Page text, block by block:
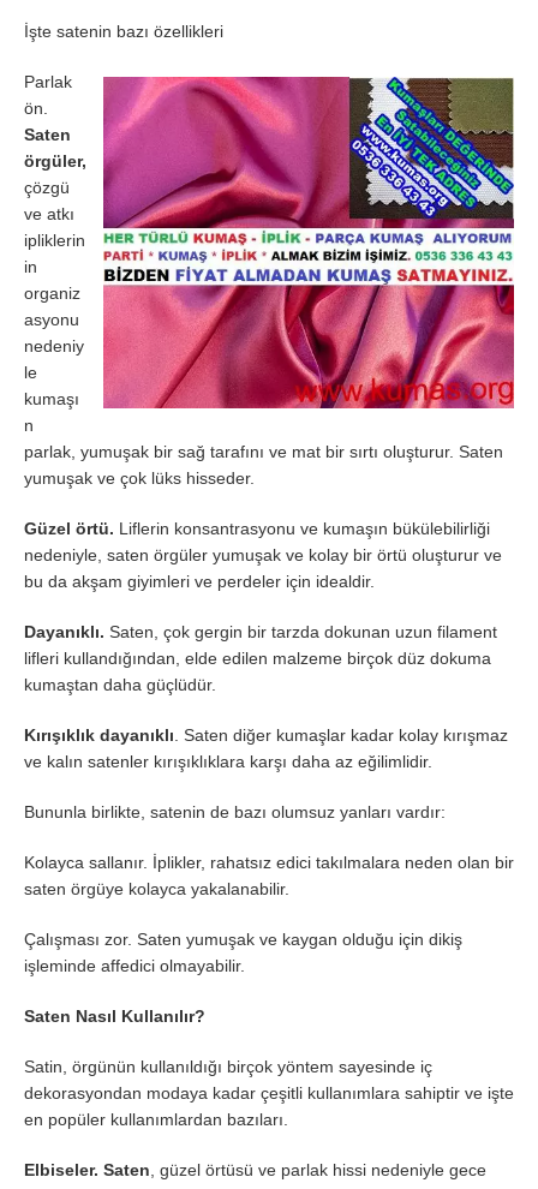
İşte satenin bazı özellikleri
Parlak
ön.
Saten
örgüler,
çözgü
ve atkı
ipliklerin
in
organiz
asyonu
nedeniy
le
kumaşı
n
parlak, yumuşak bir sağ tarafını ve mat bir sırtı oluşturur. Saten
yumuşak ve çok lüks hisseder.
Güzel örtü. Liflerin konsantrasyonu ve kumaşın bükülebilirliği
nedeniyle, saten örgüler yumuşak ve kolay bir örtü oluşturur ve
bu da akşam giyimleri ve perdeler için idealdir.
Dayanıklı. Saten, çok gergin bir tarzda dokunan uzun filament
lifleri kullandığından, elde edilen malzeme birçok düz dokuma
kumaştan daha güçlüdür.
Kırışıklık dayanıklı . Saten diğer kumaşlar kadar kolay kırışmaz
ve kalın satenler kırışıklıklara karşı daha az eğilimlidir.
Bununla birlikte, satenin de bazı olumsuz yanları vardır:
Kolayca sallanır. İplikler, rahatsız edici takılmalara neden olan bir
saten örgüye kolayca yakalanabilir.
Çalışması zor. Saten yumuşak ve kaygan olduğu için dikiş
işleminde affedici olmayabilir.
Saten Nasıl Kullanılır?
Satin, örgünün kullanıldığı birçok yöntem sayesinde iç
dekorasyondan modaya kadar çeşitli kullanımlara sahiptir ve işte
en popüler kullanımlardan bazıları.
Elbiseler. Saten , güzel örtüsü ve parlak hissi nedeniyle gece